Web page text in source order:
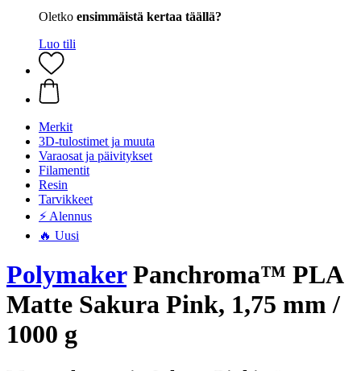
Oletko ensimmäistä kertaa täällä?
Luo tili
Merkit
3D-tulostimet ja muuta
Varaosat ja päivitykset
Filamentit
Resin
Tarvikkeet
⚡ Alennus
🔥 Uusi
PolymakerPanchroma™ PLA
Matte Sakura Pink, 1,75 mm /
1000 g